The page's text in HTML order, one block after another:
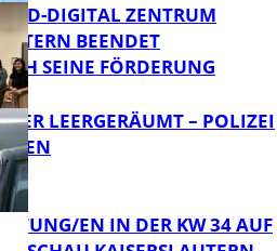
DIGITAL ZENTRUM
BEENDET
SEINE FÖRDERUNG
LEERGERÄUMT – POLIZEI
EN IN DER KW 34 AUF